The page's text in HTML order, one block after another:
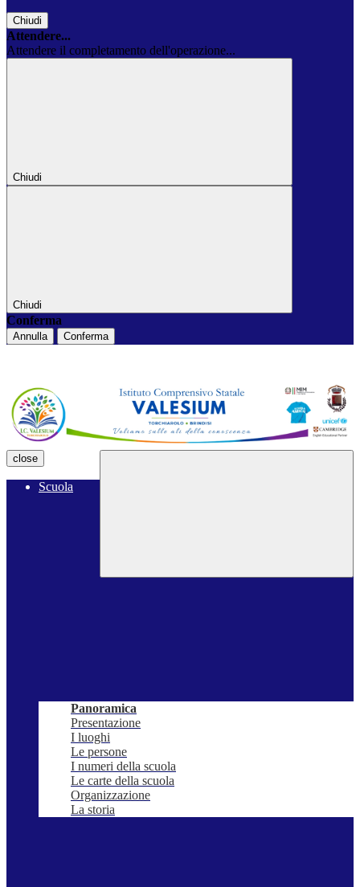
Chiudi
Attendere...
Attendere il completamento dell'operazione...
Chiudi
Chiudi
Conferma
Annulla Conferma
close
Scuola
Panoramica
Presentazione
I luoghi
Le persone
I numeri della scuola
Le carte della scuola
Organizzazione
La storia